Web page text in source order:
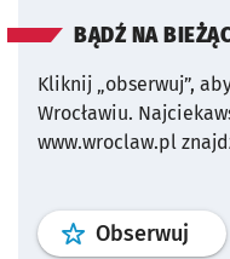
BĄDŹ NA
Kliknij „obserwuj”,
Wrocławiu.
www.wroclaw.pl
Obserwuj profil